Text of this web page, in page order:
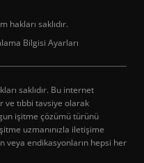
hakları saklıdır.
Bilgisi Ayarları
saklıdır. Bu internet
ve tıbbi tavsiye olarak
işitme çözümü türünü
uzmanınızla iletişime
veya endikasyonların hepsi her